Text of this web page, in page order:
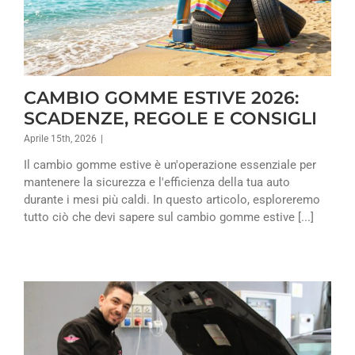
CAMBIO GOMME ESTIVE 2026:
SCADENZE, REGOLE E CONSIGLI
Aprile 15th, 2026
Il cambio gomme estive è un'operazione essenziale per
mantenere la sicurezza e l'efficienza della tua auto
durante i mesi più caldi. In questo articolo, esploreremo
tutto ciò che devi sapere sul cambio gomme estive [...]